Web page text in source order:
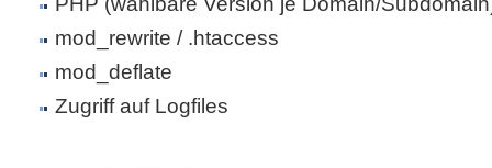
mod_rewrite / .htaccess
mod_deflate
Zugriff auf Logfiles